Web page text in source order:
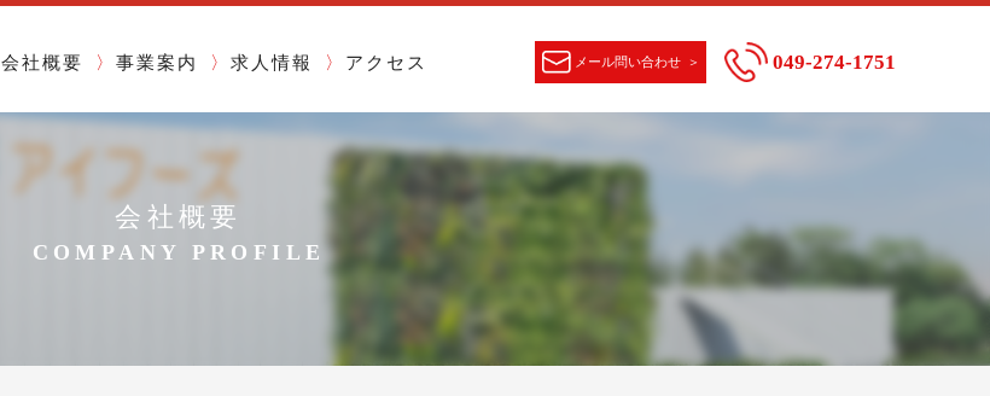
会社概要 事業案内 求人情報 アクセス メール問い合わせ 049-274-1751
会社概要
COMPANY PROFILE